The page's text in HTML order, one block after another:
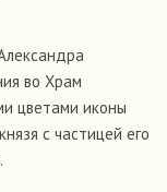
во Храм
цветами иконы
с частицей его